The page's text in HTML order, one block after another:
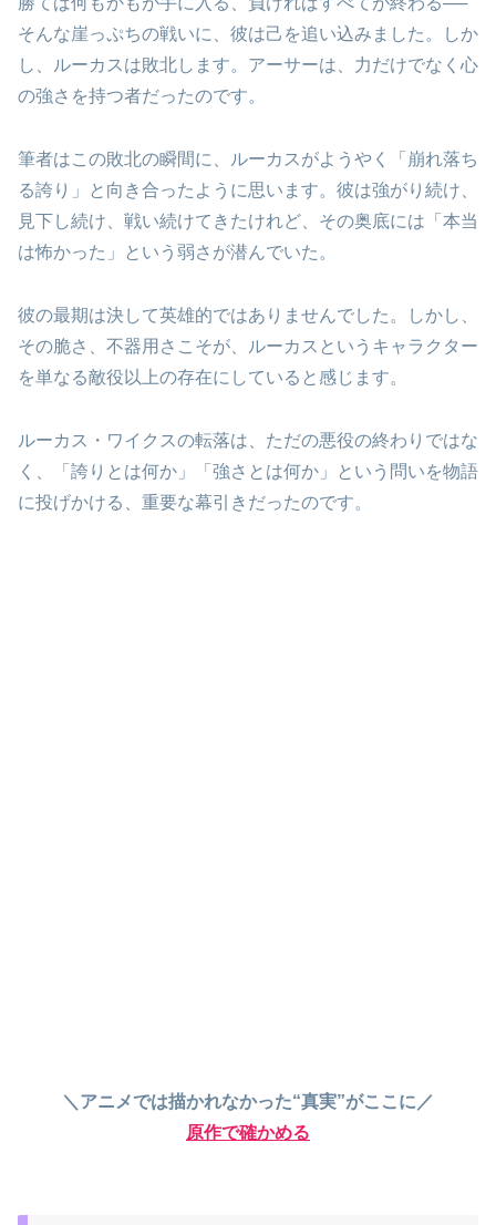
そんな崖っぷちの戦いに、彼は己を追い込みました。しか
し、ルーカスは敗北します。アーサーは、力だけでなく心
の強さを持つ者だったのです。
筆者はこの敗北の瞬間に、ルーカスがようやく「崩れ落ち
る誇り」と向き合ったように思います。彼は強がり続け、
見下し続け、戦い続けてきたけれど、その奥底には「本当
は怖かった」という弱さが潜んでいた。
彼の最期は決して英雄的ではありませんでした。しかし、
その脆さ、不器用さこそが、ルーカスというキャラクター
を単なる敵役以上の存在にしていると感じます。
ルーカス・ワイクスの転落は、ただの悪役の終わりではな
く、「誇りとは何か」「強さとは何か」という問いを物語
に投げかける、重要な幕引きだったのです。
＼アニメでは描かれなかった“真実”がここに／
原作で確かめる